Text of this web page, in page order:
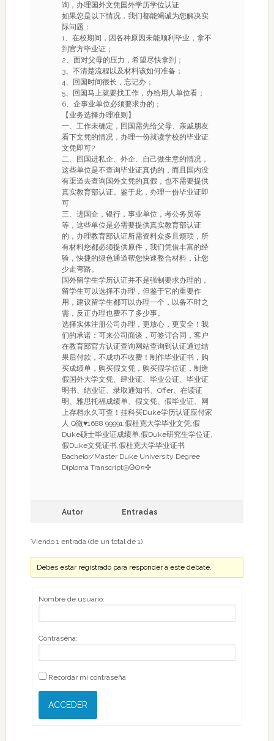
询，办理国外文凭国外学历学位认证
如果您是以下情况，我们都能竭诚为您解决实
际问题：
1、在校期间，因各种原因未能顺利毕业，拿不
到官方毕业证；
2、面对父母的压力，希望尽快拿到；
3、不清楚流程以及材料该如何准备；
4、回国时间很长，忘记办；
5、回国马上就要找工作，办给用人单位看；
6、企事业单位必须要求办的；
【业务选择办理准则】
一、工作未确定，回国需先给父母、亲戚朋友
看下文凭的情况，办理一份就读学校的毕业证
文凭即可?
二、回国进私企、外企、自己做生意的情况，
这些单位是不查询毕业证真伪的，而且国内没
有渠道去查询国外文凭的真假，也不需要提供
真实教育部认证。鉴于此，办理一份毕业证即
可
三、进国企，银行，事业单位，考公务员等
等，这些单位是必需要提供真实教育部认证
的，办理教育部认证所需资料众多且烦琐，所
有材料您都必须提供原件，我们凭借丰富的经
验，快捷的绿色通道帮您快速整合材料，让您
少走弯路。
国外留学生学历认证并不是强制要求办理的，
留学生可以选择不办理，但鉴于它的重要作
用，建议留学生都可以办理一个，以备不时之
需，反正办理也费不了多少事。
选择实体注册公司办理，更放心，更安全！我
们的承诺：可来公司面谈，可签订合同，客户
在教育部官方认证查询网站查询到认证通过结
果后付款，不成功不收费！制作毕业证书，购
买成绩单，购买假文凭，购买假学位证，制造
假国外大学文凭、肆业证、毕业公证、毕业证
明书、结业证、录取通知书、Offer、在读证
明、雅思托福成绩单、假文凭、假毕业证、网
上存档永久可查！挂科买Duke学历认证应付家
人,Q微♥1688 99991,假杜克大学毕业文凭,假
Duke硕士毕业证成绩单,假Duke研究生学位证,
假Duke文凭证书,假杜克大学毕业证书
Bachelor/Master Duke University Degree
Diploma Transcript◎Θ⊙¤✣
Autor Entradas
Viendo 1 entrada (de un total de 1)
Debes estar registrado para responder a este debate.
Nombre de usuario:
Contraseña:
Recordar mi contraseña
ACCEDER